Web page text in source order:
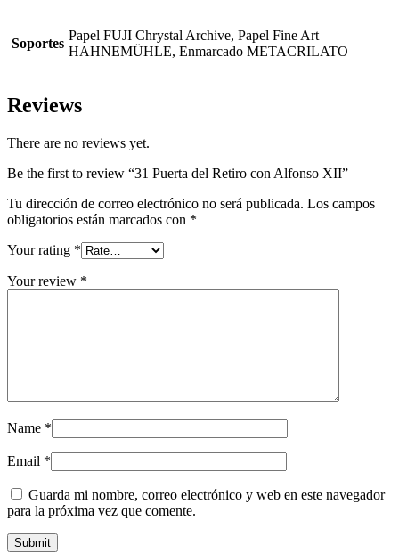
Soportes
Papel FUJI Chrystal Archive, Papel Fine Art
HAHNEMÜHLE, Enmarcado METACRILATO
Reviews
There are no reviews yet.
Be the first to review “31 Puerta del Retiro con Alfonso XII”
Tu dirección de correo electrónico no será publicada. Los campos
obligatorios están marcados con *
Your rating *
Your review *
Name *
Email *
Guarda mi nombre, correo electrónico y web en este navegador
para la próxima vez que comente.